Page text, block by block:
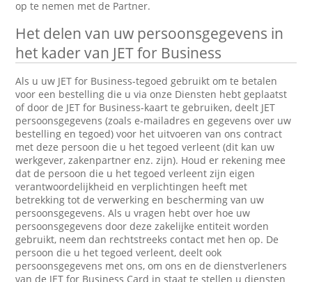
op te nemen met de Partner.
Het delen van uw persoonsgegevens in
het kader van JET for Business
Als u uw JET for Business-tegoed gebruikt om te betalen
voor een bestelling die u via onze Diensten hebt geplaatst
of door de JET for Business-kaart te gebruiken, deelt JET
persoonsgegevens (zoals e-mailadres en gegevens over uw
bestelling en tegoed) voor het uitvoeren van ons contract
met deze persoon die u het tegoed verleent (dit kan uw
werkgever, zakenpartner enz. zijn). Houd er rekening mee
dat de persoon die u het tegoed verleent zijn eigen
verantwoordelijkheid en verplichtingen heeft met
betrekking tot de verwerking en bescherming van uw
persoonsgegevens. Als u vragen hebt over hoe uw
persoonsgegevens door deze zakelijke entiteit worden
gebruikt, neem dan rechtstreeks contact met hen op. De
persoon die u het tegoed verleent, deelt ook
persoonsgegevens met ons, om ons en de dienstverleners
van de JET for Business Card in staat te stellen u diensten